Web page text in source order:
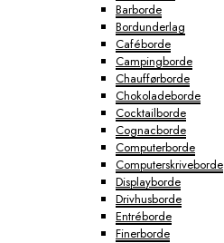
Barborde
Bordunderlag
Caféborde
Campingborde
Chaufførborde
Chokoladeborde
Cocktailborde
Cognacborde
Computerborde
Computerskriveborde
Displayborde
Drivhusborde
Entréborde
Finerborde